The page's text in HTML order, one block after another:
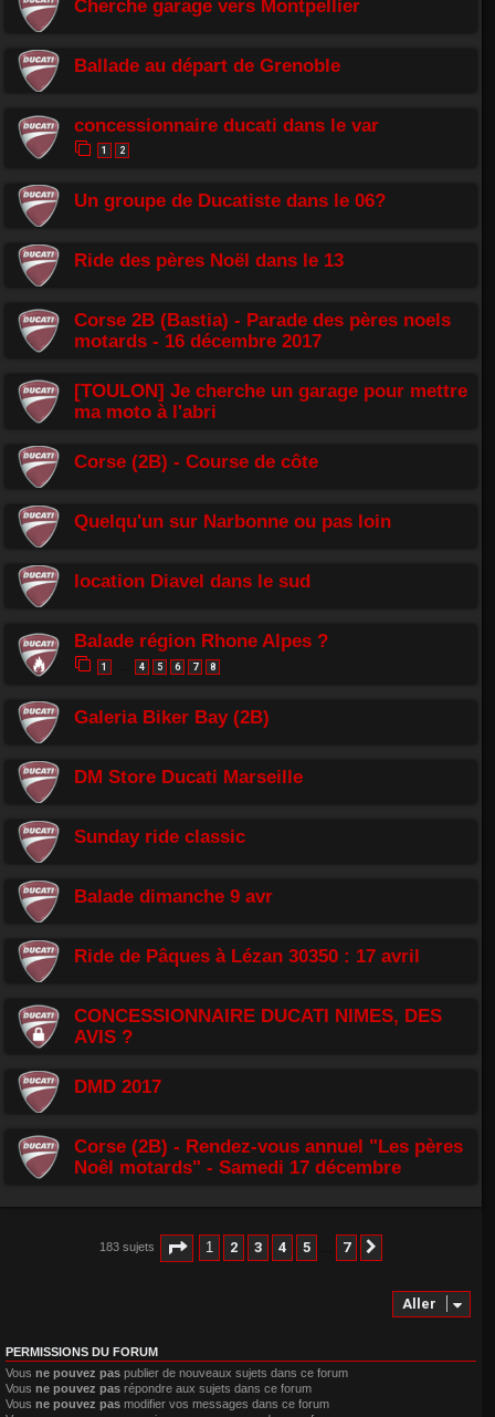
Cherche garage vers Montpellier
Ballade au départ de Grenoble
concessionnaire ducati dans le var
1 2
Un groupe de Ducatiste dans le 06?
Ride des pères Noël dans le 13
Corse 2B (Bastia) - Parade des pères noels
motards - 16 décembre 2017
[TOULON] Je cherche un garage pour mettre
ma moto à l'abri
Corse (2B) - Course de côte
Quelqu'un sur Narbonne ou pas loin
location Diavel dans le sud
Balade région Rhone Alpes ?
1 4 5 6 7 8
Galeria Biker Bay (2B)
DM Store Ducati Marseille
Sunday ride classic
Balade dimanche 9 avr
Ride de Pâques à Lézan 30350 : 17 avril
CONCESSIONNAIRE DUCATI NIMES, DES
AVIS ?
DMD 2017
Corse (2B) - Rendez-vous annuel "Les pères
Noêl motards" - Samedi 17 décembre
183 sujets Page 1sur
1 2 3 4 5 7
Aller
PERMISSIONS DU FORUM
Vous ne pouvez pas publier de nouveaux sujets dans ce forum
Vous ne pouvez pas répondre aux sujets dans ce forum
Vous ne pouvez pas modifier vos messages dans ce forum